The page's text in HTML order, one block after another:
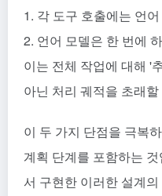
1. 각 도구 호출에는 언
2. 언어 모델은 한 번에
이는 전체 작업에 대해 '
아닌 처리 궤적을 초래
이 두 가지 단점을 극복
계획 단계를 포함하는
서 구현한 이러한 설계